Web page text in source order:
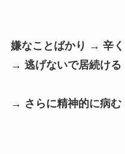
嫌なことばかり → 辛
→ 逃げないで居続ける
→ さらに精神的に病